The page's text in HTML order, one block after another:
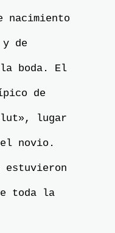
nacimiento
de
boda. El
de
lugar
novio.
estuvieron
toda la